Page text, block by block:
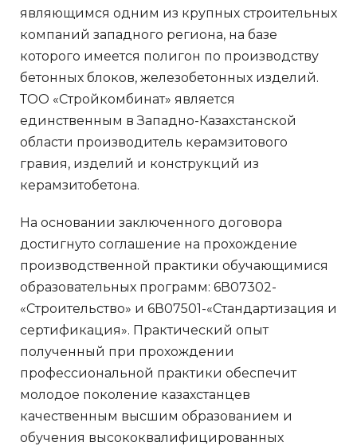
являющимся одним из крупных строительных
компаний западного региона, на базе
которого имеется полигон по производству
бетонных блоков, железобетонных изделий.
ТОО «Стройкомбинат» является
единственным в Западно-Казахстанской
области производитель керамзитового
гравия, изделий и конструкций из
керамзитобетона.
На основании заключенного договора
достигнуто соглашение на прохождение
производственной практики обучающимися
образовательных программ: 6В07302-
«Строительство» и 6В07501-«Стандартизация и
сертификация». Практический опыт
полученный при прохождении
профессиональной практики обеспечит
молодое поколение казахстанцев
качественным высшим образованием и
обучения высококвалифицированных